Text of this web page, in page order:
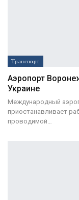
Транспорт
Аэропорт
Украине
Международный
приостанавливает
проводимой…